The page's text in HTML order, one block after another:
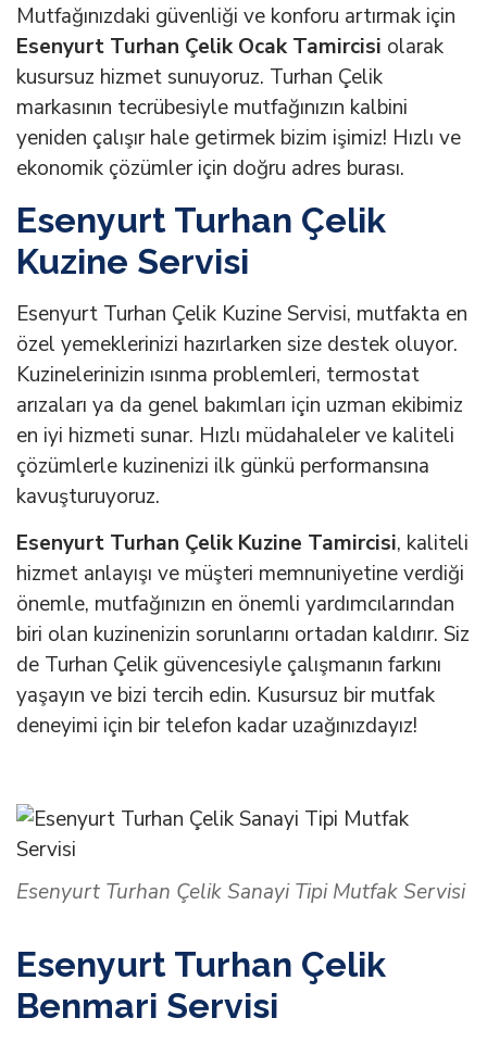
Mutfağınızdaki güvenliği ve konforu artırmak için
Esenyurt Turhan Çelik Ocak Tamircisi olarak
kusursuz hizmet sunuyoruz. Turhan Çelik
markasının tecrübesiyle mutfağınızın kalbini
yeniden çalışır hale getirmek bizim işimiz! Hızlı ve
ekonomik çözümler için doğru adres burası.
Esenyurt Turhan Çelik
Kuzine Servisi
Esenyurt Turhan Çelik Kuzine Servisi, mutfakta en
özel yemeklerinizi hazırlarken size destek oluyor.
Kuzinelerinizin ısınma problemleri, termostat
arızaları ya da genel bakımları için uzman ekibimiz
en iyi hizmeti sunar. Hızlı müdahaleler ve kaliteli
çözümlerle kuzinenizi ilk günkü performansına
kavuşturuyoruz.
Esenyurt Turhan Çelik Kuzine Tamircisi, kaliteli
hizmet anlayışı ve müşteri memnuniyetine verdiği
önemle, mutfağınızın en önemli yardımcılarından
biri olan kuzinenizin sorunlarını ortadan kaldırır. Siz
de Turhan Çelik güvencesiyle çalışmanın farkını
yaşayın ve bizi tercih edin. Kusursuz bir mutfak
deneyimi için bir telefon kadar uzağınızdayız!
Esenyurt Turhan Çelik Sanayi Tipi Mutfak Servisi
Esenyurt Turhan Çelik
Benmari Servisi